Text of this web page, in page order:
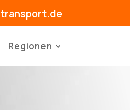
Regionen